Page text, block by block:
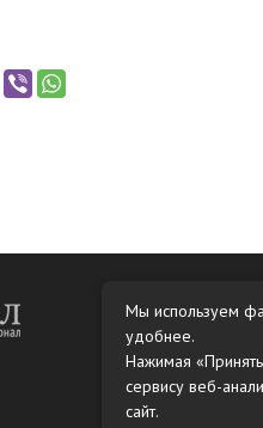
Мы используем
удобнее.
Нажимая
сервису веб-
сайт.